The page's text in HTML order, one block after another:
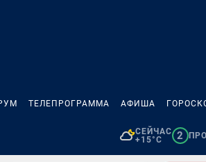
ТЕЛЕПРОГРАММА АФИША
СЕЙЧАС
+15°C
2